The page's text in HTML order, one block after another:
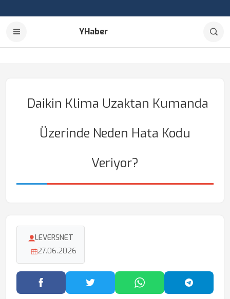
YHaber
Daikin Klima Uzaktan Kumanda
Üzerinde Neden Hata Kodu
Veriyor?
LEVERSNET
27.06.2026
Facebook'ta PaylaşTwitter'da PaylaşWhatsApp'ta Paylaş